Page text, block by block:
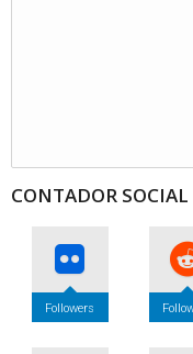
CONTADOR SOCIAL
Followers